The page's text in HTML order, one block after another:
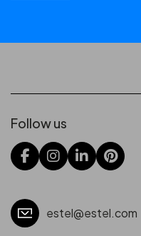
Follow us
estel@estel.com